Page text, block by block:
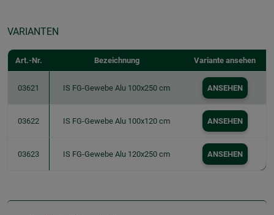
VARIANTEN
Art.-Nr. Bezeichnung Variante ansehen
03621 IS FG-Gewebe Alu 100x250 cm ANSEHEN
03622 IS FG-Gewebe Alu 100x120 cm ANSEHEN
03623 IS FG-Gewebe Alu 120x250 cm ANSEHEN